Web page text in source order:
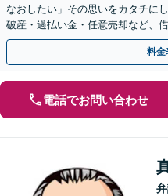
なおしたい」その思いをカタチに
破産・過払い金・任意売却など、
【初回相談無料】【全国対応可能】
料金
電話でお問い合わせ